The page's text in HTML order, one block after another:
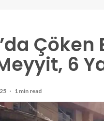
Çöken
6
1 min read